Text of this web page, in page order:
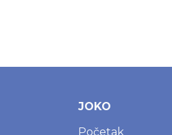
JOKO
Početak